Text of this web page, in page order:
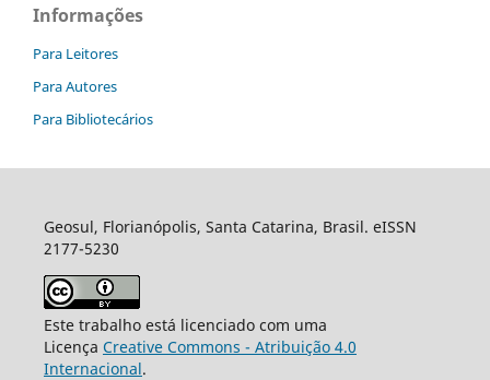
Informações
Para Leitores
Para Autores
Para Bibliotecários
Geosul, Florianópolis, Santa Catarina, Brasil. eISSN
2177-5230
Este trabalho está licenciado com uma
Licença Creative Commons - Atribuição 4.0
Internacional.